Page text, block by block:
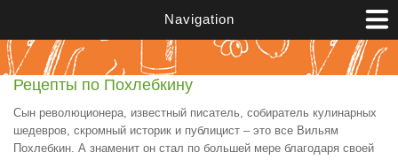
Navigation
Рецепты по Похлебкину
Сын революционера, известный писатель, собиратель кулинарных
шедевров, скромный историк и публицист – это все Вильям
Похлебкин. А знаменит он стал по большей мере благодаря своей